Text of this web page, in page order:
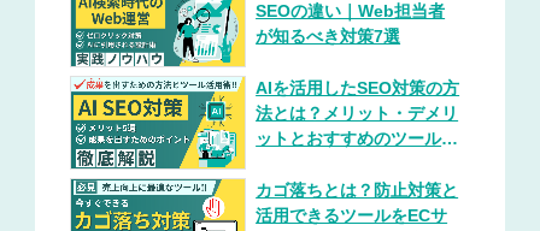
SEOの違い｜Web担当者
が知るべき対策7選
AIを活用したSEO対策の方
法とは？メリット・デメリ
ットとおすすめのツールを
カゴ落ちとは？防止対策と
活用できるツールをECサ